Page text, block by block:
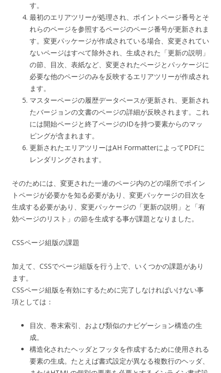
す。
最初のエリアツリーが処理され、ポイントページ番号とそ
れらのページを参照するページのページ番号が更新されま
す。変更パッケージが作成されている場合、変更されてい
ないページはすべて除外され、生成された「更新の説明」
の節、目次、表紙など、変更されたページとパッケージに
必要な他のページのみを反映するエリアツリーが作成され
ます。
マスターページの履歴データベースが更新され、更新され
たバージョンの文書のページの詳細が反映されます。これ
には開始ページと終了ページのIDを持つ要素からのマッ
ピングが含まれます。
更新されたエリアツリーはAH FormatterによってPDFに
レンダリングされます。
そのためには、変更された一連のページ内のどの場所でポイン
トページが必要かを知る必要があり、変更パッケージの目次を
生成する必要があり、変更パッケージの「更新の説明」と「有
効ページのリスト」の節を生成する事が課題となりました。
CSSページ組版の課題
加えて、CSSでページ組版を行う上で、いくつかの課題があり
ます。
CSSページ組版を有効にするために完了しなければいけない事
項としては：
目次、巻末索引、および類似のナビゲーション構造の生
成。
構造化されたヘッダとフッタを作成するために使用される
要素の生成。たとえば書式設定が異なる複数行のヘッダ、